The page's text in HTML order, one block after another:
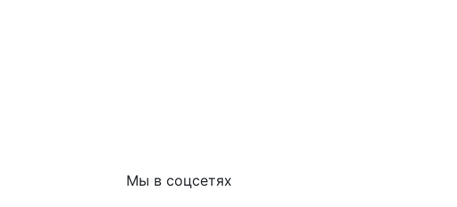
Мы в соцсетях